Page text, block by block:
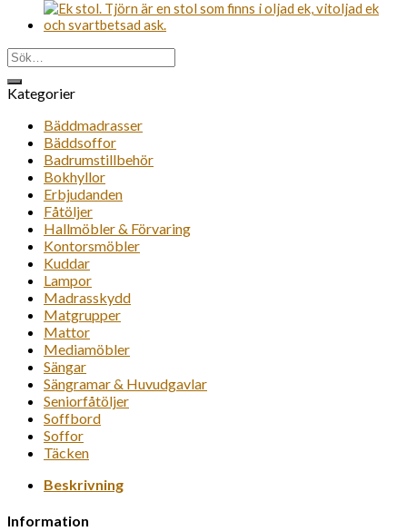
Sök
efter:
Kategorier
Bäddmadrasser
Bäddsoffor
Badrumstillbehör
Bokhyllor
Erbjudanden
Fåtöljer
Hallmöbler & Förvaring
Kontorsmöbler
Kuddar
Lampor
Madrasskydd
Matgrupper
Mattor
Mediamöbler
Sängar
Sängramar & Huvudgavlar
Seniorfåtöljer
Soffbord
Soffor
Täcken
Beskrivning
Information